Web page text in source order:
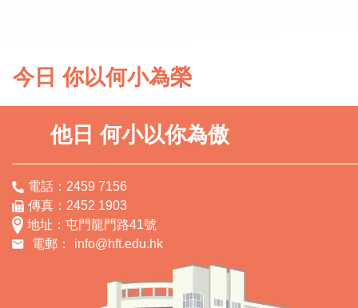
今日 你以何小為榮
他日 何小以你為傲
電話：2459 7156
傳真：2452 1903
地址：屯門龍門路41號
電郵：
info@hft.edu.hk